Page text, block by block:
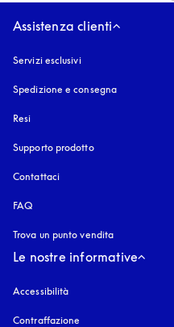
Assistenza clienti
Servizi esclusivi
Spedizione e consegna
Resi
Supporto prodotto
Contattaci
FAQ
Trova un punto vendita
Le nostre informative
Accessibilità
Contraffazione